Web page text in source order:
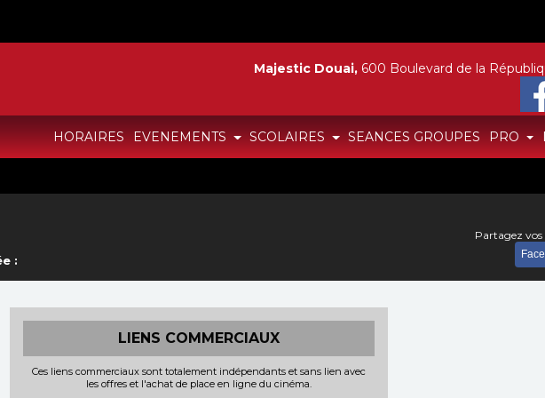
HORAIRES EVENEMENTS SCOLAIRES SEANCES GROUPES PRO
Majestic Douai, 600 Boulevard de la
:
Partagez vos
LIENS COMMERCIAUX
Ces liens commerciaux sont totalement indépendants et sans lien avec
les offres et l'achat de place en ligne du cinéma.